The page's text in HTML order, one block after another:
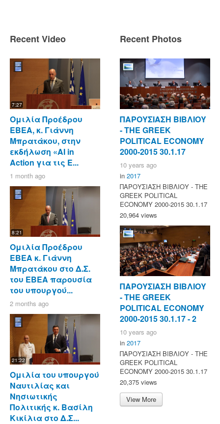
Recent Video
7:27
Ομιλία Προέδρου
ΕΒΕΑ, κ. Γιάννη
Μπρατάκου, στην
εκδήλωση «AI in
Action για τις Ε...
1 month ago
8:21
Ομιλία Προέδρου
ΕΒΕΑ κ. Γιάννη
Μπρατάκου στο Δ.Σ.
του ΕΒΕΑ παρουσία
του υπουργού...
2 months ago
21:22
Ομιλία του υπουργού
Ναυτιλίας και
Νησιωτικής
Πολιτικής κ. Βασίλη
Κικίλια στο Δ.Σ...
Recent Photos
ΠΑΡΟΥΣΙΑΣΗ ΒΙΒΛΙΟΥ
- ΤΗΕ GREEK
POLITICAL ECONOMY
2000-2015 30.1.17
10 years ago
in 2017
ΠΑΡΟΥΣΙΑΣΗ ΒΙΒΛΙΟΥ - ΤΗΕ
GREEK POLITICAL
ECONOMY 2000-2015 30.1.17
20,964 views
ΠΑΡΟΥΣΙΑΣΗ ΒΙΒΛΙΟΥ
- ΤΗΕ GREEK
POLITICAL ECONOMY
2000-2015 30.1.17 - 2
10 years ago
in 2017
ΠΑΡΟΥΣΙΑΣΗ ΒΙΒΛΙΟΥ - ΤΗΕ
GREEK POLITICAL
ECONOMY 2000-2015 30.1.17
20,375 views
View More